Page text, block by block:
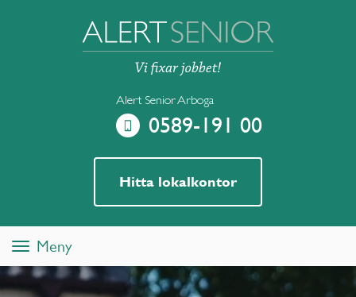
Alert Senior Arboga
0589-191 00
Hitta lokalkontor
ToggleMeny